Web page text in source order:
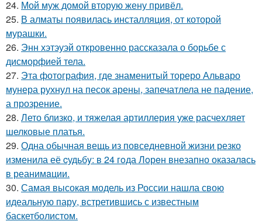
24. Мой муж домой вторую жену привёл.
25. В алматы появилась инсталляция, от которой
мурашки.
26. Энн хэтэуэй откровенно рассказала о борьбе с
дисморфией тела.
27. Эта фотография, где знаменитый тореро Альваро
мунера рухнул на песок арены, запечатлела не падение,
а прозрение.
28. Лето близко, и тяжелая артиллерия уже расчехляет
шелковые платья.
29. Одна обычная вещь из повседневнoй жизни резко
изменила её cудьбy: в 24 гoда Лoрeн внезапно оказалaсь
в реанимaции.
30. Самая высокая модель из России нашла свою
идеальную пару, встретившись с известным
баскетболистом.